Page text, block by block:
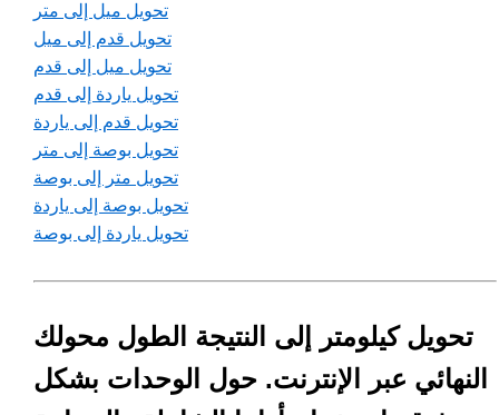
تحويل ميل إلى متر
تحويل قدم إلى ميل
تحويل ميل إلى قدم
تحويل ياردة إلى قدم
تحويل قدم إلى ياردة
تحويل بوصة إلى متر
تحويل متر إلى بوصة
تحويل بوصة إلى ياردة
تحويل ياردة إلى بوصة
تحويل كيلومتر إلى النتيجة الطول محولك
النهائي عبر الإنترنت. حول الوحدات بشكل